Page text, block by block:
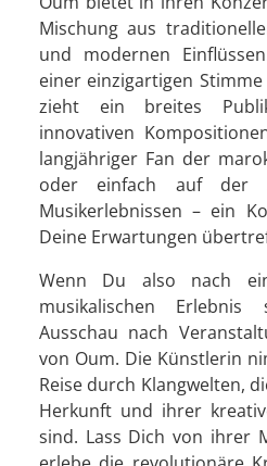
Mischung aus
und modernen
einer einzigartigen
zieht ein breites
innovativen
langjähriger Fan der
oder einfach auf der
Musikerlebnissen – ein
Deine Erwartungen
Wenn Du also nach
musikalischen
Ausschau nach
von Oum. Die Künstlerin
Reise durch Klangwelten,
Herkunft und ihrer
sind. Lass Dich von ihrer